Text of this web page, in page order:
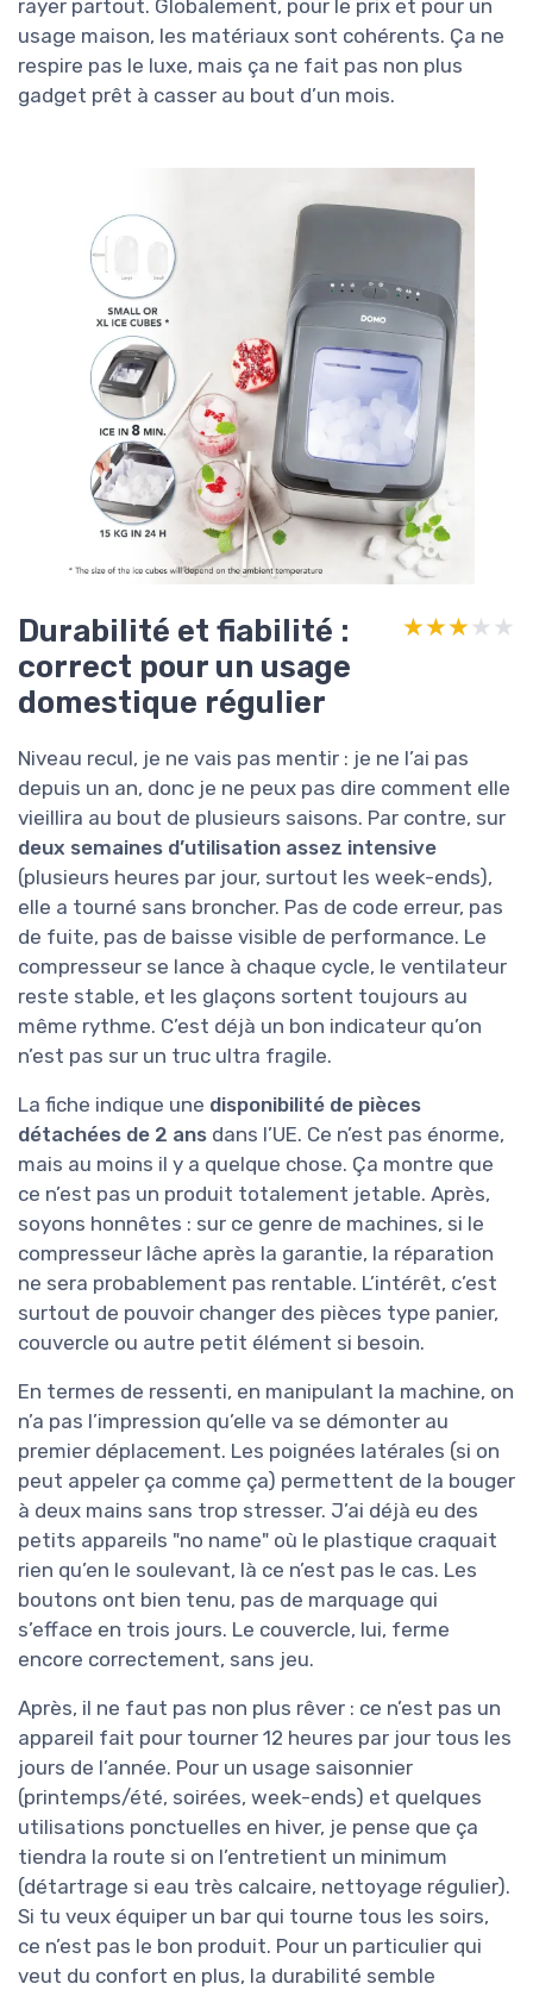
rayer partout. Globalement, pour le prix et pour un
usage maison, les matériaux sont cohérents. Ça ne
respire pas le luxe, mais ça ne fait pas non plus
gadget prêt à casser au bout d’un mois.
Durabilité et fiabilité :
correct pour un usage
domestique régulier
★★★★★
★★★★★
Niveau recul, je ne vais pas mentir : je ne l’ai pas
depuis un an, donc je ne peux pas dire comment elle
vieillira au bout de plusieurs saisons. Par contre, sur
deux semaines d’utilisation assez intensive
(plusieurs heures par jour, surtout les week-ends),
elle a tourné sans broncher. Pas de code erreur, pas
de fuite, pas de baisse visible de performance. Le
compresseur se lance à chaque cycle, le ventilateur
reste stable, et les glaçons sortent toujours au
même rythme. C’est déjà un bon indicateur qu’on
n’est pas sur un truc ultra fragile.
La fiche indique une disponibilité de pièces
détachées de 2 ans dans l’UE. Ce n’est pas énorme,
mais au moins il y a quelque chose. Ça montre que
ce n’est pas un produit totalement jetable. Après,
soyons honnêtes : sur ce genre de machines, si le
compresseur lâche après la garantie, la réparation
ne sera probablement pas rentable. L’intérêt, c’est
surtout de pouvoir changer des pièces type panier,
couvercle ou autre petit élément si besoin.
En termes de ressenti, en manipulant la machine, on
n’a pas l’impression qu’elle va se démonter au
premier déplacement. Les poignées latérales (si on
peut appeler ça comme ça) permettent de la bouger
à deux mains sans trop stresser. J’ai déjà eu des
petits appareils "no name" où le plastique craquait
rien qu’en le soulevant, là ce n’est pas le cas. Les
boutons ont bien tenu, pas de marquage qui
s’efface en trois jours. Le couvercle, lui, ferme
encore correctement, sans jeu.
Après, il ne faut pas non plus rêver : ce n’est pas un
appareil fait pour tourner 12 heures par jour tous les
jours de l’année. Pour un usage saisonnier
(printemps/été, soirées, week-ends) et quelques
utilisations ponctuelles en hiver, je pense que ça
tiendra la route si on l’entretient un minimum
(détartrage si eau très calcaire, nettoyage régulier).
Si tu veux équiper un bar qui tourne tous les soirs,
ce n’est pas le bon produit. Pour un particulier qui
veut du confort en plus, la durabilité semble